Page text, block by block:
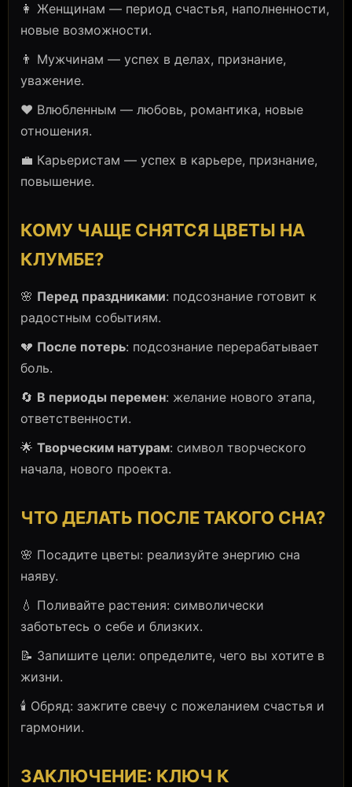
👩 Женщинам — период счастья, наполненности,
новые возможности.
👨 Мужчинам — успех в делах, признание,
уважение.
❤️ Влюбленным — любовь, романтика, новые
отношения.
💼 Карьеристам — успех в карьере, признание,
повышение.
КОМУ ЧАЩЕ СНЯТСЯ ЦВЕТЫ НА
КЛУМБЕ?
🌸 Перед праздниками: подсознание готовит к
радостным событиям.
💔 После потерь: подсознание перерабатывает
боль.
🔄 В периоды перемен: желание нового этапа,
ответственности.
🌟 Творческим натурам: символ творческого
начала, нового проекта.
ЧТО ДЕЛАТЬ ПОСЛЕ ТАКОГО СНА?
🌸 Посадите цветы: реализуйте энергию сна
наяву.
💧 Поливайте растения: символически
заботьтесь о себе и близких.
📝 Запишите цели: определите, чего вы хотите в
жизни.
🕯️ Обряд: зажгите свечу с пожеланием счастья и
гармонии.
ЗАКЛЮЧЕНИЕ: КЛЮЧ К